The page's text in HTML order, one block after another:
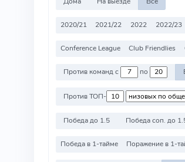
2020/21 2021/22 2022 2022/23
Conference League Club Friendlies
Против команд с по
Против ТОП-
Победа до 1.5 Победа соп. до
Победа в 1-тайме Поражение в 1-